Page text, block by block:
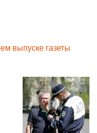
выпуске газеты